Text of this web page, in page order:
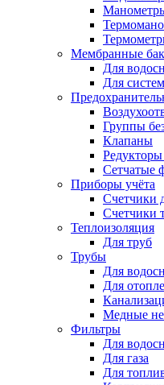
Мембранные
Для
Для
Группы
Клапаны
Сетчатые
Приборы учёта
Счетчики
Счетчики
Теплоизоляция
Для труб
Трубы
Для
Для
Медные
Фильтры
Для
Для газа
Для